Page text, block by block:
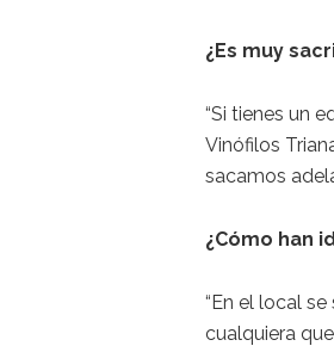
¿Es muy
“Si tienes un
Vinófilos
sacamos
¿Cómo han
“En el local
cualquiera